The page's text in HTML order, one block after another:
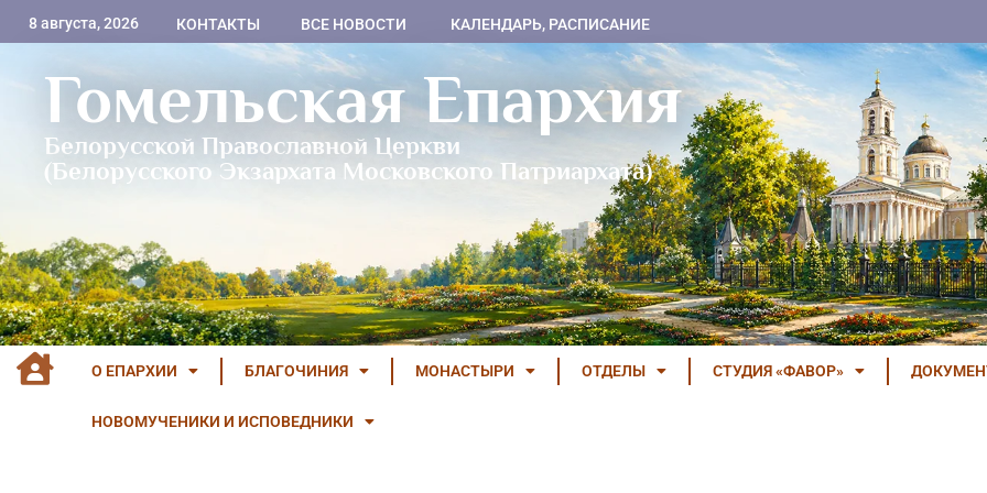
8 августа, 2026 КОНТАКТЫ ВСЕ НОВОСТИ КАЛЕНДАРЬ, РАСПИСАНИЕ
Гомельская Епархия
Белорусской Православной Церкви
(Белорусского Экзархата Московского Патриархата)
О ЕПАРХИИ БЛАГОЧИНИЯ МОНАСТЫРИ ОТДЕЛЫ СТУДИЯ «ФАВОР»
НОВОМУЧЕНИКИ И ИСПОВЕДНИКИ